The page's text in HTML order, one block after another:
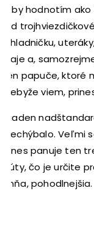
izby hodnotím
od
chladničku,
čaje a,
len papuče, ktoré
Kebyže viem,
Žiaden
nechýbalo. Veľmi
Dnes panuje ten
kúty, čo je určite
mňa, pohodlnejšia.